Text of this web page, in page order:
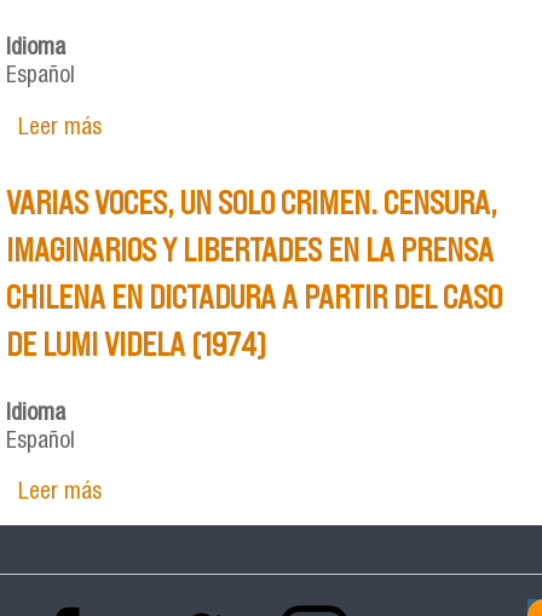
Idioma
Español
Leer mássobre Meta-testimonios: construcciones
Cono Sur
VARIAS VOCES, UN SOLO CRIMEN. CENSURA,
IMAGINARIOS Y LIBERTADES EN LA PRENSA
CHILENA EN DICTADURA A PARTIR DEL CASO
DE LUMI VIDELA (1974)
Idioma
Español
Leer mássobre VARIAS VOCES, UN SOLO CRIMEN.
CENSURA, IMAGINARIOS Y LIBERTADES EN LA
CASO DE LUMI VIDELA (1974)